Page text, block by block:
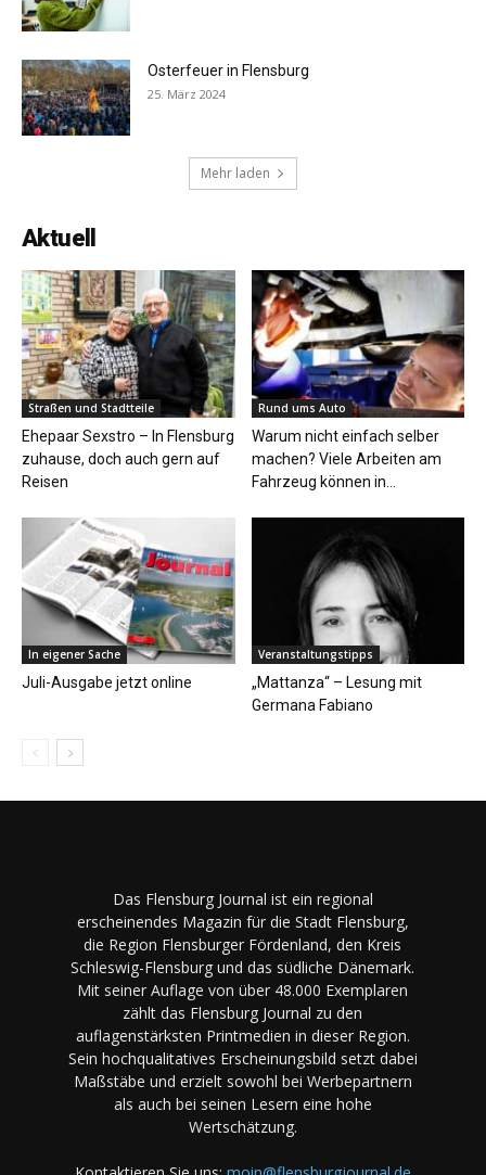
Osterfeuer in Flensburg
25. März 2024
Mehr laden
Aktuell
Straßen und Stadtteile
Ehepaar Sexstro – In Flensburg
zuhause, doch auch gern auf
Reisen
Rund ums Auto
Warum nicht einfach selber
machen? Viele Arbeiten am
Fahrzeug können in...
In eigener Sache
Juli-Ausgabe jetzt online
Veranstaltungstipps
„Mattanza“ – Lesung mit
Germana Fabiano
Das Flensburg Journal ist ein regional
erscheinendes Magazin für die Stadt Flensburg,
die Region Flensburger Fördenland, den Kreis
Schleswig-Flensburg und das südliche Dänemark.
Mit seiner Auflage von über 48.000 Exemplaren
zählt das Flensburg Journal zu den
auflagenstärksten Printmedien in dieser Region.
Sein hochqualitatives Erscheinungsbild setzt dabei
Maßstäbe und erzielt sowohl bei Werbepartnern
als auch bei seinen Lesern eine hohe
Wertschätzung.